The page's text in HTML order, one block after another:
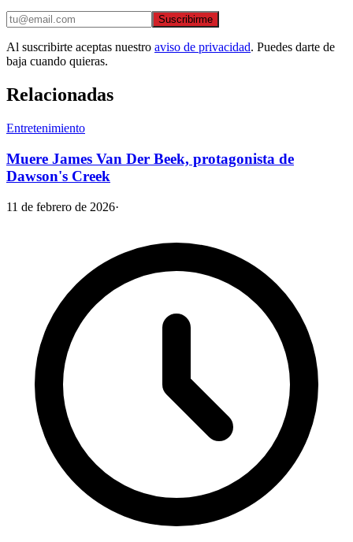
Suscribirme
Al suscribirte aceptas nuestro aviso de privacidad. Puedes darte de
baja cuando quieras.
Relacionadas
Entretenimiento
Muere James Van Der Beek, protagonista de
Dawson's Creek
11 de febrero de 2026·